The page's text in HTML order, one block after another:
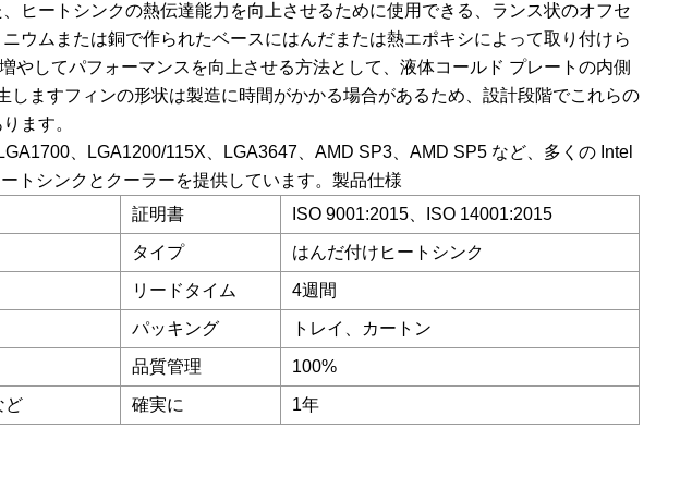
ヒートシンクの熱伝達能力を向上させるために使用できる、ランス状のオフセ
ウムまたは銅で作られたベースにはんだまたは熱エポキシによって取り付けら
やしてパフォーマンスを向上させる方法として、液体コールド プレートの内側
ますフィンの形状は製造に時間がかかる場合があるため、設計段階でこれらの
ます。
、LGA1200/115X、LGA3647、AMD SP3、AMD SP5 など、多くの Intel
トシンクとクーラーを提供しています。製品仕様
証明書 ISO 9001:2015、ISO 14001:2015
タイプ はんだ付けヒートシンク
リードタイム 4週間
パッキング トレイ、カートン
品質管理 100%
ど 確実に 1年